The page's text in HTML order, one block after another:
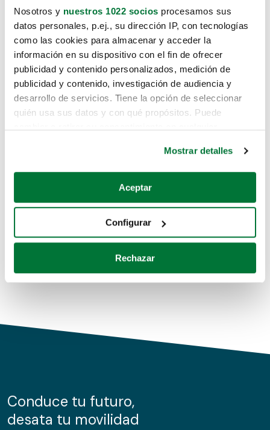
Nosotros y nuestros 1022 socios procesamos sus
datos personales, p.ej., su dirección IP, con tecnologías
como las cookies para almacenar y acceder la
información en su dispositivo con el fin de ofrecer
publicidad y contenido personalizados, medición de
publicidad y contenido, investigación de audiencia y
desarrollo de servicios. Tiene la opción de seleccionar
quién usa sus datos y con qué propósitos. Puede
Si lo permite, también quisiéramos:
Recopilar información sobre su ubicación geográfica
Identificar su dispositivo analizándolo activamente
para buscar características específicas (huellas
Obtenga más información sobre cómo se procesan sus
de cookies.
información sobre el uso que haga del sitio web con
nuestros partners de redes sociales, publicidad y análisis
Mostrar detalles
Aceptar
Configurar
Rechazar
Lo sentimos, no sabemos como
te hemos traido hasta aquí.
Pero puedes encontrar el coche que estás
buscando en alguno de estos enlaces:
Coches de segunda mano
Coches de km0
Conduce tu futuro,
desata tu movilidad